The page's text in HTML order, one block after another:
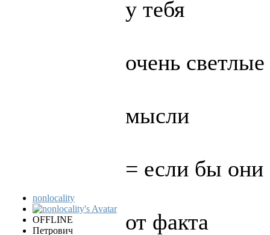
nonlocality
OFFLINE
Петрович
у тебя
очень светлые
мысли
= если бы они
от факта